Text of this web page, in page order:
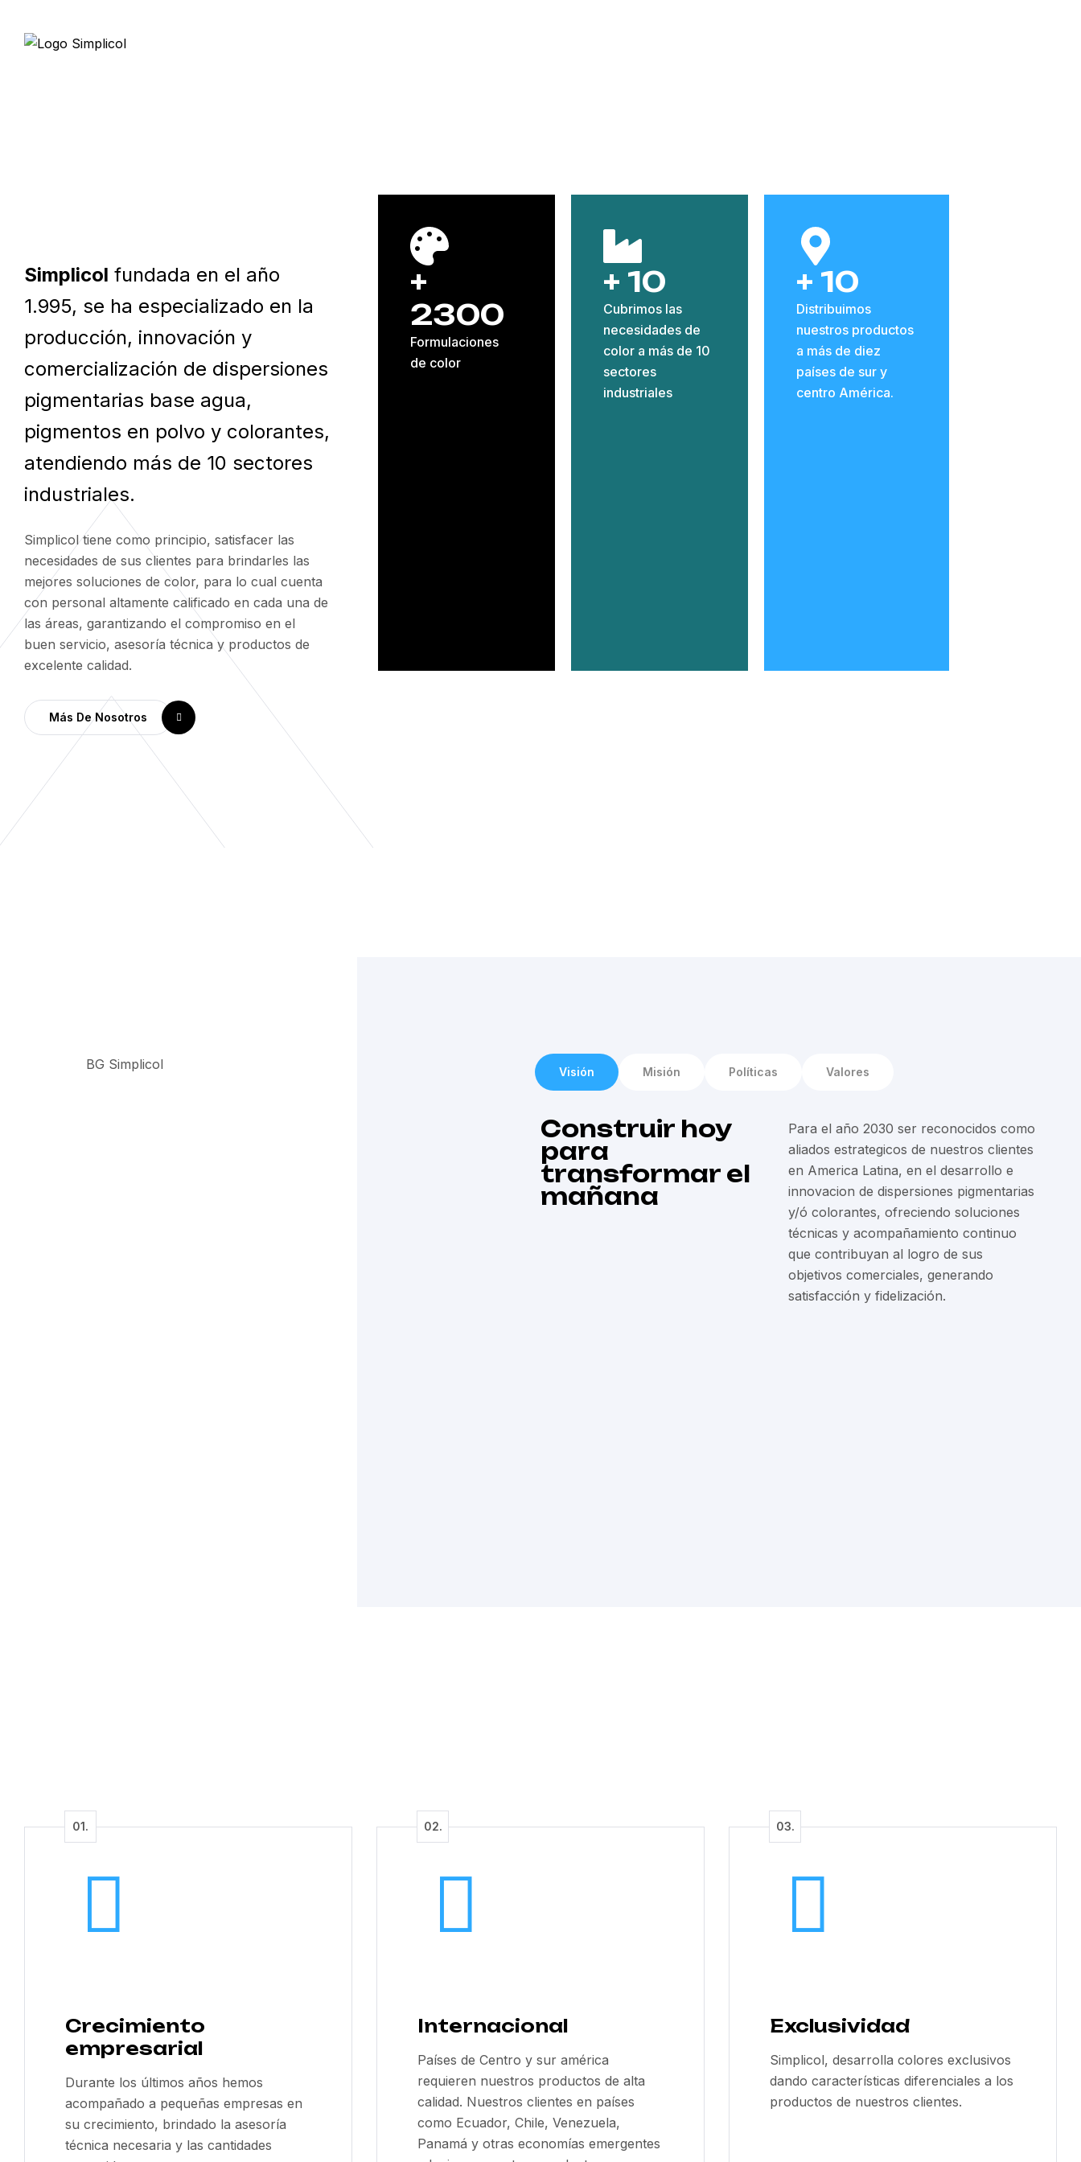
Simplicol fundada en el año
1.995, se ha especializado en la
producción, innovación y
comercialización de dispersiones
pigmentarias base agua,
pigmentos en polvo y colorantes,
atendiendo más de 10 sectores
industriales.
Simplicol tiene como principio, satisfacer las
necesidades de sus clientes para brindarles las
mejores soluciones de color, para lo cual cuenta
con personal altamente calificado en cada una de
las áreas, garantizando el compromiso en el
buen servicio, asesoría técnica y productos de
excelente calidad.
Más De Nosotros
+
2300
Formulaciones
de color
+ 10
Cubrimos las
necesidades de
color a más de 10
sectores
industriales
+ 10
Distribuimos
nuestros productos
a más de diez
países de sur y
centro América.
Visión Misión Políticas Valores
Construir hoy
para
transformar el
mañana
Para el año 2030 ser reconocidos como
aliados estrategicos de nuestros clientes
en America Latina, en el desarrollo e
innovacion de dispersiones pigmentarias
y/ó colorantes, ofreciendo soluciones
técnicas y acompañamiento continuo
que contribuyan al logro de sus
objetivos comerciales, generando
satisfacción y fidelización.
Crecimiento
empresarial
Durante los últimos años hemos
acompañado a pequeñas empresas en
su crecimiento, brindado la asesoría
técnica necesaria y las cantidades
Internacional
Países de Centro y sur américa
requieren nuestros productos de alta
calidad. Nuestros clientes en países
como Ecuador, Chile, Venezuela,
Panamá y otras economías emergentes
Exclusividad
Simplicol, desarrolla colores exclusivos
dando características diferenciales a los
productos de nuestros clientes.